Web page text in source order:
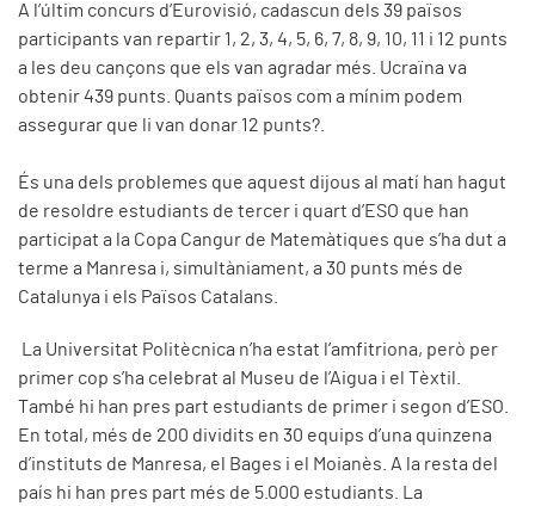
A l’últim concurs d’Eurovisió, cadascun dels 39 països
participants van repartir 1, 2, 3, 4, 5, 6, 7, 8, 9, 10, 11 i 12 punts
a les deu cançons que els van agradar més. Ucraïna va
obtenir 439 punts. Quants països com a mínim podem
assegurar que li van donar 12 punts?.
És una dels problemes que aquest dijous al matí han hagut
de resoldre estudiants de tercer i quart d’ESO que han
participat a la Copa Cangur de Matemàtiques que s’ha dut a
terme a Manresa i, simultàniament, a 30 punts més de
Catalunya i els Països Catalans.
La Universitat Politècnica n’ha estat l’amfitriona, però per
primer cop s’ha celebrat al Museu de l’Aigua i el Tèxtil.
També hi han pres part estudiants de primer i segon d’ESO.
En total, més de 200 dividits en 30 equips d’una quinzena
d’instituts de Manresa, el Bages i el Moianès. A la resta del
país hi han pres part més de 5.000 estudiants. La